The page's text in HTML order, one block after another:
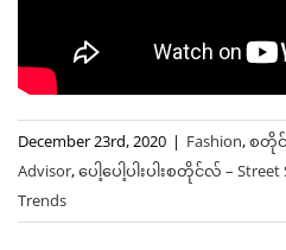
December 23rd, 2020 | Fashion,စတိုင်
Advisor,ပေါ့ပေါ့ပါးပါးစတိုင်လ် – Street
Trends